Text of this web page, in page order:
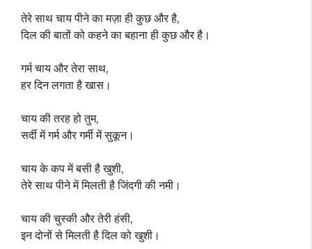
तेरे साथ चाय पीने का मज़ा ही कुछ और है,
दिल की बातों को कहने का बहाना ही कुछ और है।
गर्म चाय और तेरा साथ,
हर दिन लगता है खास।
चाय की तरह हो तुम,
सर्दी में गर्म और गर्मी में सुकून।
चाय के कप में बसी है खुशी,
तेरे साथ पीने में मिलती है जिंदगी की नमी।
चाय की चुस्की और तेरी हंसी,
इन दोनों से मिलती है दिल को खुशी।